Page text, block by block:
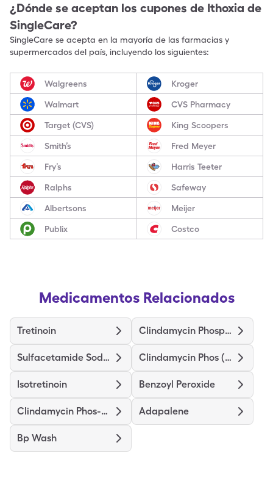
¿Dónde se aceptan los cupones de Ithoxia de
SingleCare?
SingleCare se acepta en la mayoría de las farmacias y
supermercados del país, incluyendo los siguientes:
Walgreens Kroger
Walmart CVS Pharmacy
Target (CVS) King Scoopers
Smith’s Fred Meyer
Fry’s Harris Teeter
Ralphs Safeway
Albertsons Meijer
Publix Costco
Medicamentos Relacionados
Tretinoin Clindamycin Phosphate
Sulfacetamide Sodium-Sulfur Clindamycin Phos (Twice-Daily)
Isotretinoin Benzoyl Peroxide
Clindamycin Phos-Benzoyl Perox Adapalene
Bp Wash